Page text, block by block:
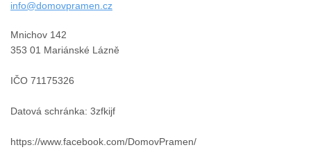
info@domovpramen .cz
Mnichov 142
353 01 Mariánské Lázně
IČO 71175326
Datová schránka: 3zfkijf
https://www.facebook.com/DomovPramen/